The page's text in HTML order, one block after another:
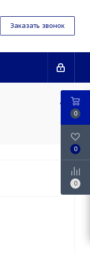
Заказать звонок
0
0
0